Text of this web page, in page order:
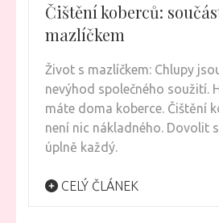
Čištění koberců:
mazlíčkem
Život s mazlíčkem: Chlupy
nevýhod společného soužití.
máte doma koberce. Čištění
není nic nákladného. Dovolit
úplně každý.
CELÝ ČLÁNEK